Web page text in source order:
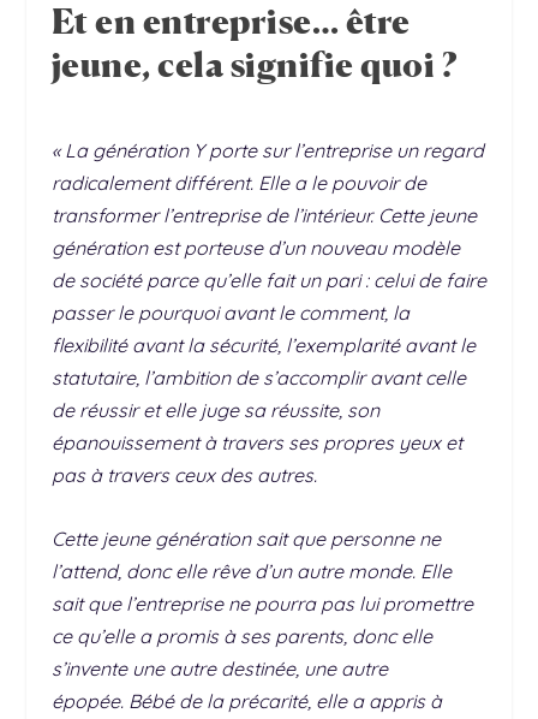
Et en entreprise… être
jeune, cela signifie quoi ?
« La génération Y porte sur l’entreprise un regard
radicalement différent. Elle a le pouvoir de
transformer l’entreprise de l’intérieur. Cette jeune
génération est porteuse d’un nouveau modèle
de société parce qu’elle fait un pari : celui de faire
passer le pourquoi avant le comment, la
flexibilité avant la sécurité, l’exemplarité avant le
statutaire, l’ambition de s’accomplir avant celle
de réussir et elle juge sa réussite, son
épanouissement à travers ses propres yeux et
pas à travers ceux des autres.
Cette jeune génération sait que personne ne
l’attend, donc elle rêve d’un autre monde. Elle
sait que l’entreprise ne pourra pas lui promettre
ce qu’elle a promis à ses parents, donc elle
s’invente une autre destinée, une autre
épopée. Bébé de la précarité, elle a appris à